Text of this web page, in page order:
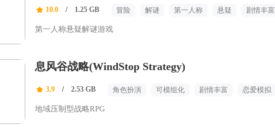
10.0 / 1.25 GB 冒险 解谜 第一人称 悬疑 剧情丰富
第一人称悬疑解谜游戏
息风谷战略(WindStop Strategy)
3.9 / 2.53 GB 角色扮演 可模组化 剧情丰富 恋爱模拟
地域压制型战略RPG